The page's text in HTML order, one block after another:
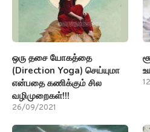
ஒரு தசை யோகத்தை
(Direction Yoga) செய்யுமா
என்பதை கணிக்கும் சில
வழிமுறைகள்!!!
26/09/2021